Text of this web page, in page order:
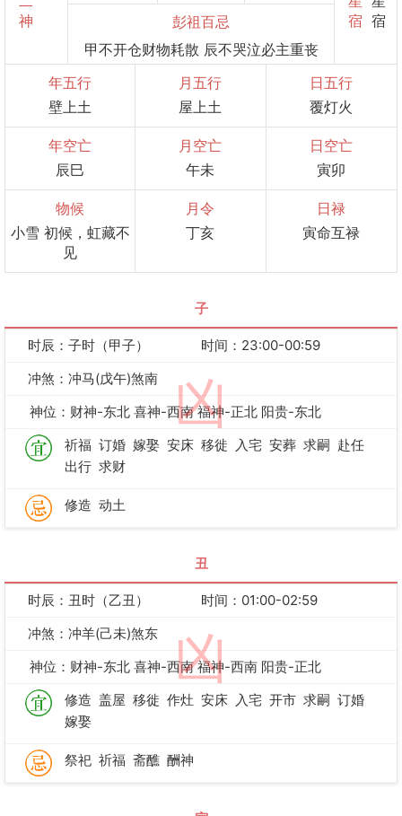
神
彭祖百忌
甲不开仓财物耗散 辰不哭泣必主重丧
宿 宿
年五行
壁上土
月五行
屋上土
日五行
覆灯火
年空亡
辰巳
月空亡
午未
日空亡
寅卯
物候
小雪 初候，虹藏不
见
月令
丁亥
日禄
寅命互禄
子
凶
时辰：子时（甲子）
时间：23:00-00:59
冲煞：冲马(戊午)煞南
神位：财神-东北 喜神-西南 福神-正北 阳贵-东北
祈福 订婚 嫁娶 安床 移徙 入宅 安葬 求嗣 赴任
出行 求财
修造 动土
丑
凶
时辰：丑时（乙丑）
时间：01:00-02:59
冲煞：冲羊(己未)煞东
神位：财神-东北 喜神-西南 福神-西南 阳贵-正北
修造 盖屋 移徙 作灶 安床 入宅 开市 求嗣 订婚
嫁娶
祭祀 祈福 斋醮 酬神